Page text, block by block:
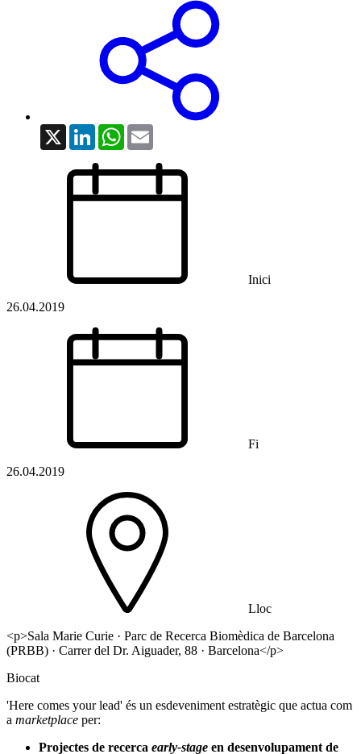
X LinkedInWhatsApp
Inici
26.04.2019
Fi
26.04.2019
Lloc
<p>Sala Marie Curie · Parc de Recerca Biomèdica de Barcelona
(PRBB) · Carrer del Dr. Aiguader, 88 · Barcelona</p>
Biocat
'Here comes your lead' és un esdeveniment estratègic que actua com
a marketplace per:
Projectes de recerca early-stage en desenvolupament de